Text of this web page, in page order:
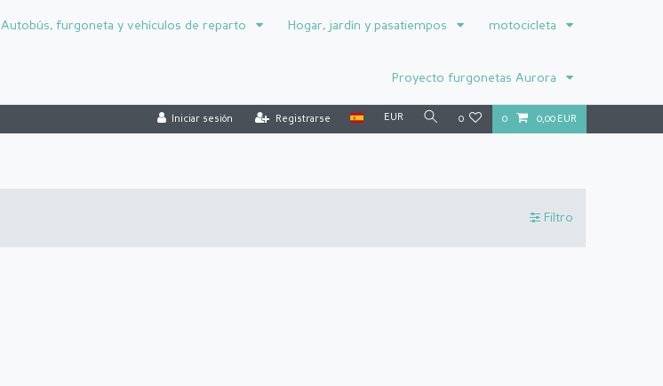
Autobús, furgoneta y vehículos de reparto Hogar, jardín y pasatiempos motocicleta
Proyecto furgonetas Aurora
Iniciar sesión Registrarse EUR 0 0 0,00 EUR
Filtro